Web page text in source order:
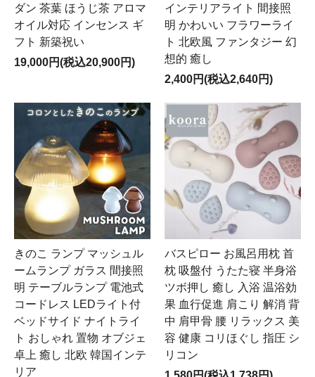
ダン 茶葉 ほうじ茶 アロマ
オイル対応 インセンス ギ
フト 新築祝い
19,000円(税込20,900円)
インテリアライト 間接照
明 かわいい フラワーライ
ト 北欧風 ファンタジー 幻
想的 癒し
2,400円(税込2,640円)
きのこ ランプ マッシュル
ームランプ ガラス 間接照
明 テーブルランプ 電池式
コードレス LEDライト付
ベッドサイド ナイトライ
ト おしゃれ 置物 オブジェ
卓上 癒し 北欧 韓国インテ
リア
バスピロー お風呂用枕 首
枕 吸盤付 うたた寝 半身浴
ツボ押し 癒し 入浴 温浴効
果 血行促進 肩こり 解消 背
中 肩甲骨 腰 リラックス 美
容 健康 コリほぐし 指圧 シ
リコン